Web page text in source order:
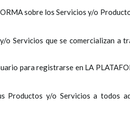
sobre los Servicios y/o
Servicios que se comercializan a
para registrarse en LA
Productos y/o Servicios a todos